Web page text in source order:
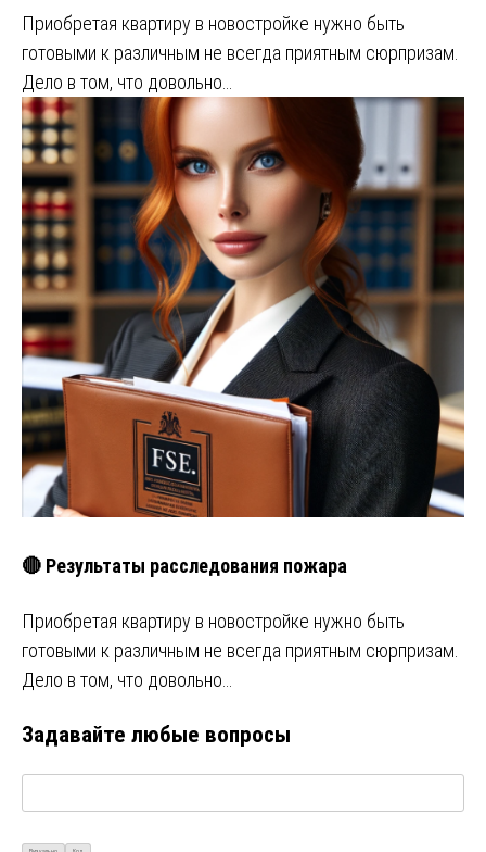
Приобретая квартиру в новостройке нужно быть
готовыми к различным не всегда приятным сюрпризам.
Дело в том, что довольно…
🔴 Результаты расследования пожара
Приобретая квартиру в новостройке нужно быть
готовыми к различным не всегда приятным сюрпризам.
Дело в том, что довольно…
Задавайте любые вопросы